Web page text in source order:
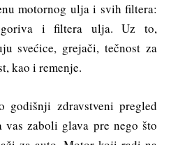
motornog ulja i svih filtera:
goriva i filtera ulja. Uz to,
svećice, grejači, tečnost za
kao i remenje.
godišnji zdravstveni pregled
vas zaboli glava pre nego što